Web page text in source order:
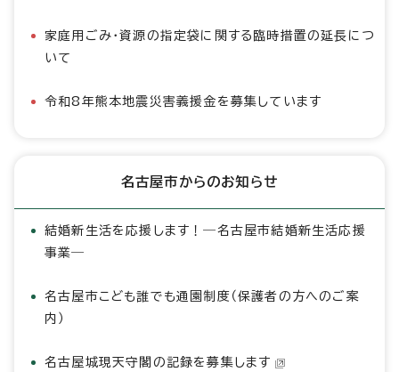
家庭用ごみ・資源の指定袋に関する臨時措置の延長につ
いて
令和8年熊本地震災害義援金を募集しています
名古屋市からのお知らせ
結婚新生活を応援します！―名古屋市結婚新生活応援
事業―
名古屋市こども誰でも通園制度（保護者の方へのご案
内）
名古屋城現天守閣の記録を募集します